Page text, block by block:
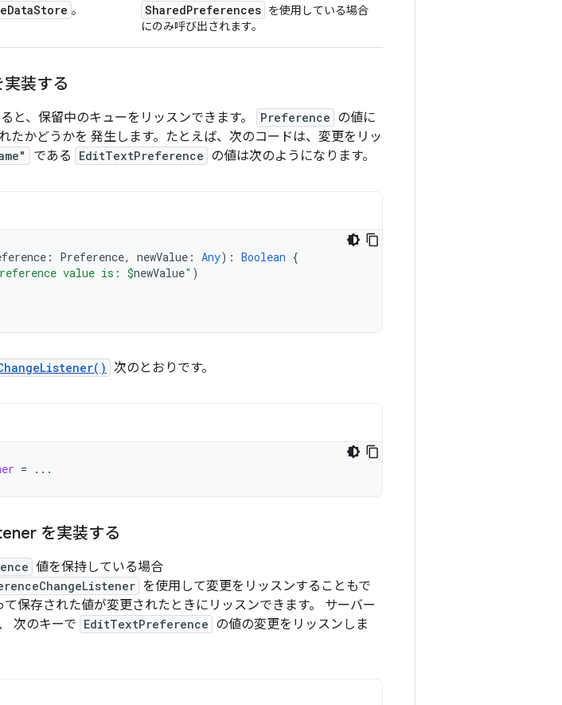
DataStore 。 SharedPreferences を使用している場合
にのみ呼び出されます。
装する
と、保留中のキューをリッスンできます。 Preference の値に
たかどうかを 発生します。たとえば、次のコードは、変更をリッ
である EditTextPreference の値は次のようになります。
: Preference, newValue : Any): Boolean {
value is: $newValue" )
次のとおりです。
= ...
を実装する
値を保持している場合
を使用して変更をリッスンすることもで
て保存された値が変更されたときにリッスンできます。 サーバー
次のキーで EditTextPreference の値の変更をリッスンしま